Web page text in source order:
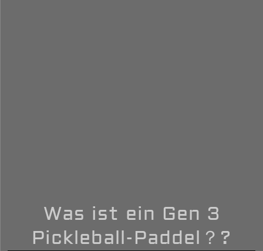
Was ist ein Gen 3
Pickleball-Paddel？?